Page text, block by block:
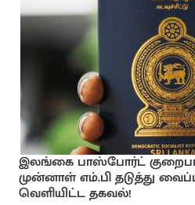
இலங்கை பாஸ்போர்ட்
முன்னாள் எம்.பி தடுத்து
வெளியிட்ட தகவல்!